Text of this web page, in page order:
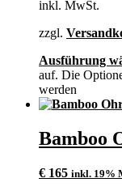
inkl. MwSt.
zzgl.
Ausführung
auf. Die
werden
Bamboo
€ 165 inkl. 19%